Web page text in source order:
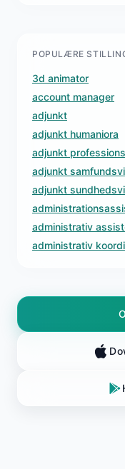
POPULÆRE
3d animator
account manager
adjunkt
adjunkt humaniora
adjunkt
adjunkt
adjunkt
administrativ
administrativ